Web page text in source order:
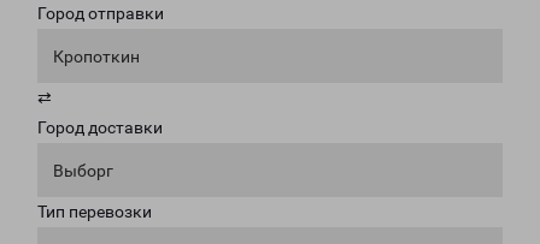
Город отправки
Кропоткин
⇄
Город доставки
Выборг
Тип перевозки